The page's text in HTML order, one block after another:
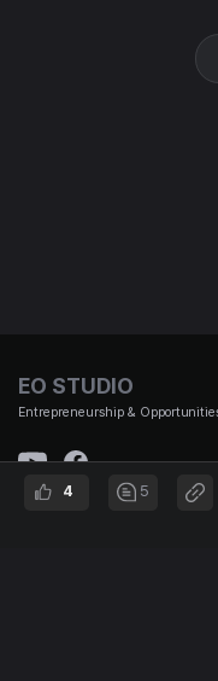
4 5
EO STUDIO
Entrepreneurship &